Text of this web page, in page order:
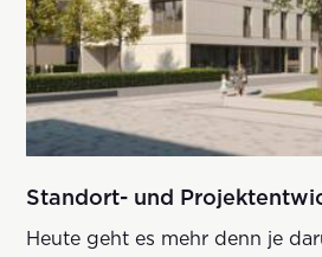
Standort- und
Heute geht es mehr denn je